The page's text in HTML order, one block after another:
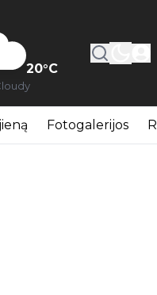
20°C
Fotogalerijos